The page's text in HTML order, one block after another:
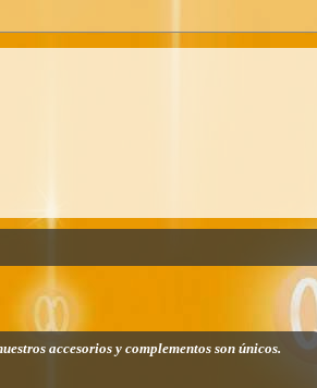
accesorios y complementos son únicos.